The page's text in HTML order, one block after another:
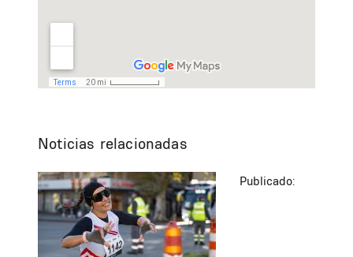
Noticias relacionadas
Publicado: